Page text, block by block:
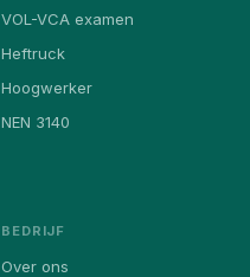
VOL-VCA examen
Heftruck
Hoogwerker
NEN 3140
BEDRIJF
Over ons